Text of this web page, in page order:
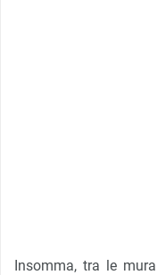
Insomma, tra le